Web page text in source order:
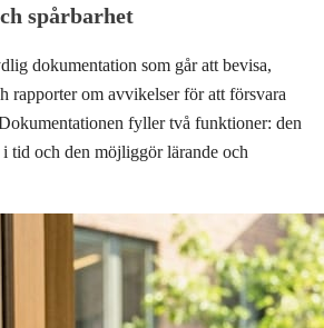
spårbarhet
dokumentation som går att bevisa,
rapporter om avvikelser för att försvara
fyller två funktioner: den
i tid och den möjliggör lärande och